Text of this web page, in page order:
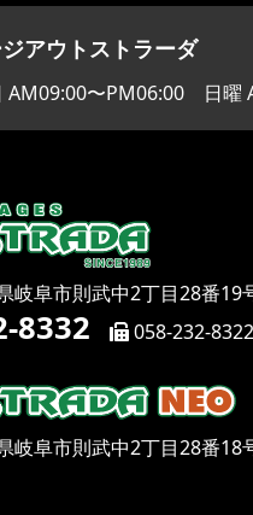
アウトストラーダ
AM09:00〜PM06:00 日
岐阜市則武中2丁目28番19
8332 058-232-8322
岐阜市則武中2丁目28番18